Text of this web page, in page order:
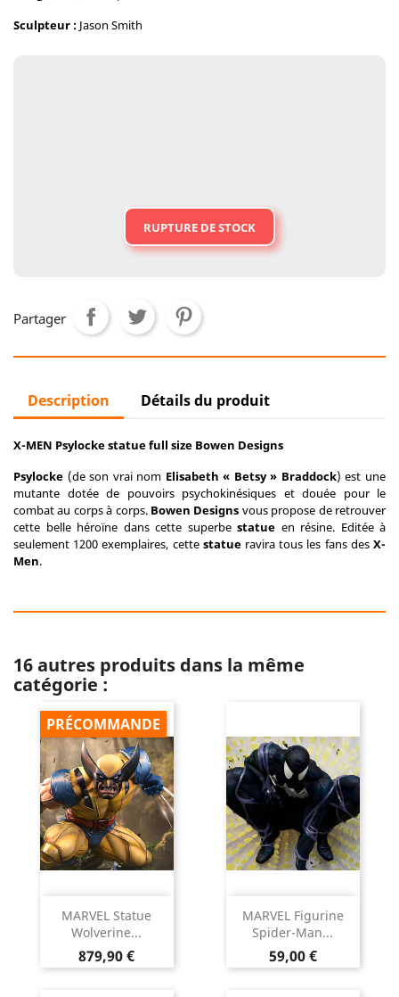
Sculpteur : Jason Smith
RUPTURE DE STOCK
Partager
Description Détails du produit
X-MEN Psylocke statue full size Bowen Designs
Psylocke (de son vrai nom Elisabeth « Betsy » Braddock) est une
mutante dotée de pouvoirs psychokinésiques et douée pour le
combat au corps à corps. Bowen Designs vous propose de retrouver
cette belle héroïne dans cette superbe statue en résine. Editée à
seulement 1200 exemplaires, cette statueravira tous les fans desX-
Men.
16 autres produits dans la même
catégorie :
MARVEL Statue
Wolverine...
Prix
879,90 €
PRÉCOMMANDE
MARVEL Figurine
Spider-Man...
Prix
59,00 €